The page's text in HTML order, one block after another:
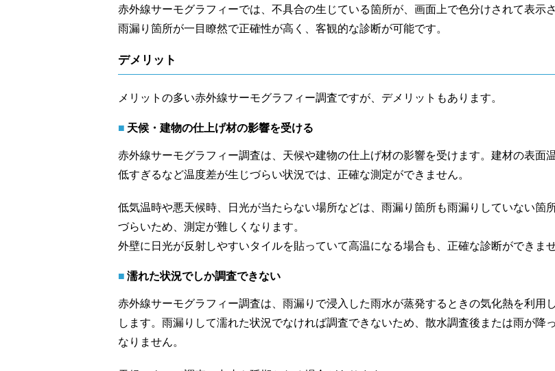
赤外線サーモグラフィーでは、不具合の生じている箇所が、画面上で色分けされて表示
雨漏り箇所が一目瞭然で正確性が高く、客観的な診断が可能です。
デメリット
メリットの多い赤外線サーモグラフィー調査ですが、デメリットもあります。
天候・建物の仕上げ材の影響を受ける
赤外線サーモグラフィー調査は、天候や建物の仕上げ材の影響を受けます。建材の表面
低すぎるなど温度差が生じづらい状況では、正確な測定ができません。
低気温時や悪天候時、日光が当たらない場所などは、雨漏り箇所も雨漏りしていない箇
づらいため、測定が難しくなります。
外壁に日光が反射しやすいタイルを貼っていて高温になる場合も、正確な診断ができませ
濡れた状況でしか調査できない
赤外線サーモグラフィー調査は、雨漏りで浸入した雨水が蒸発するときの気化熱を利用
します。雨漏りして濡れた状況でなければ調査できないため、散水調査後または雨が降
なりません。